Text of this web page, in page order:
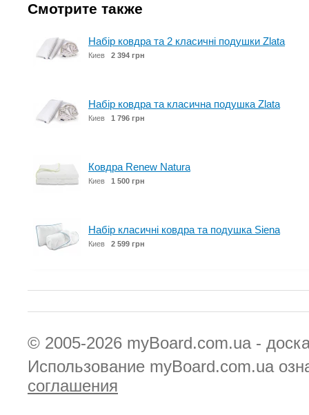
Смотрите также
Набір ковдра та 2 класичні подушки Zlata
Киев 2 394 грн
Набір ковдра та класична подушка Zlata
Киев 1 796 грн
Ковдра Renew Natura
Киев 1 500 грн
Набір класичні ковдра та подушка Siena
Киев 2 599 грн
© 2005-2026 myBoard.com.ua -
Использование myBoard.com.ua
соглашения